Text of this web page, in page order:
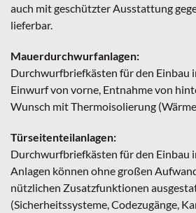
auch mit geschützter Ausstattung
lieferbar.
Mauerdurchwurfanlagen:
Durchwurfbriefkästen für den Einbau
Einwurf von vorne, Entnahme von
Wunsch mit Thermoisolierung
Türseitenteilanlagen:
Durchwurfbriefkästen für den Einbau
Anlagen können ohne großen
nützlichen Zusatzfunktionen
(Sicherheitssysteme, Codezugänge,